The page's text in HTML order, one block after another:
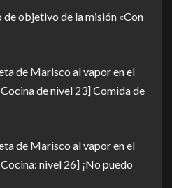
de objetivo de la misión «Con
de Marisco al vapor en el
de nivel 23] Comida de
de Marisco al vapor en el
nivel 26] ¡No puedo